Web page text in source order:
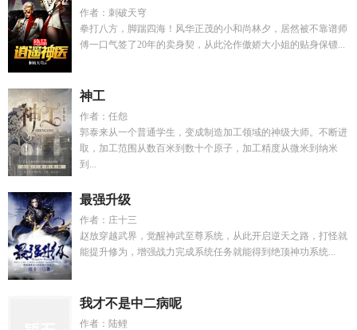
作者：刺破天穹
拳打八方，脚踹四海！风华正茂的小和尚林夕，居然被不靠谱师
傅一口气签了20年的卖身契，从此沦作傲娇大小姐的贴身保镖...
神工
作者：任怨
郭泰来从一个普通学生，变成制造加工领域的神级大师。不断进
取，加工范围从数百米到数十个原子，加工精度从微米到纳米
到...
最强升级
作者：庄十三
赵放穿越武界，觉醒神武至尊系统，从此开启逆天之路，打怪就
能提升修为，增强战力完成系统任务就能得到绝顶神功系统...
我才不是中二病呢
作者：陆鲤